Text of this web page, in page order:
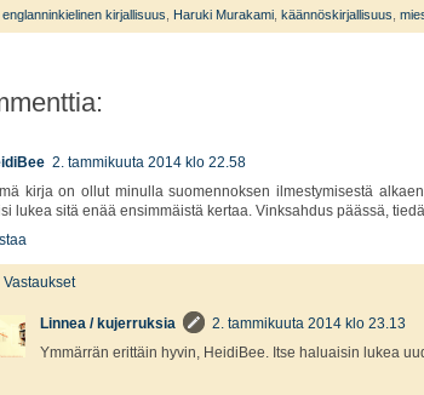
englanninkielinen kirjallisuus Haruki Murakami käännöskirjallisuus
2. tammikuuta 2014 klo 22.58
kirja on ollut minulla suomennoksen ilmestymisestä
lukea sitä enää ensimmäistä kertaa. Vinksahdus päässä,
Vastaukset
Linnea / kujerruksia
2. tammikuuta 2014 klo 23.13
Ymmärrän erittäin hyvin, HeidiBee. Itse haluaisin lukea